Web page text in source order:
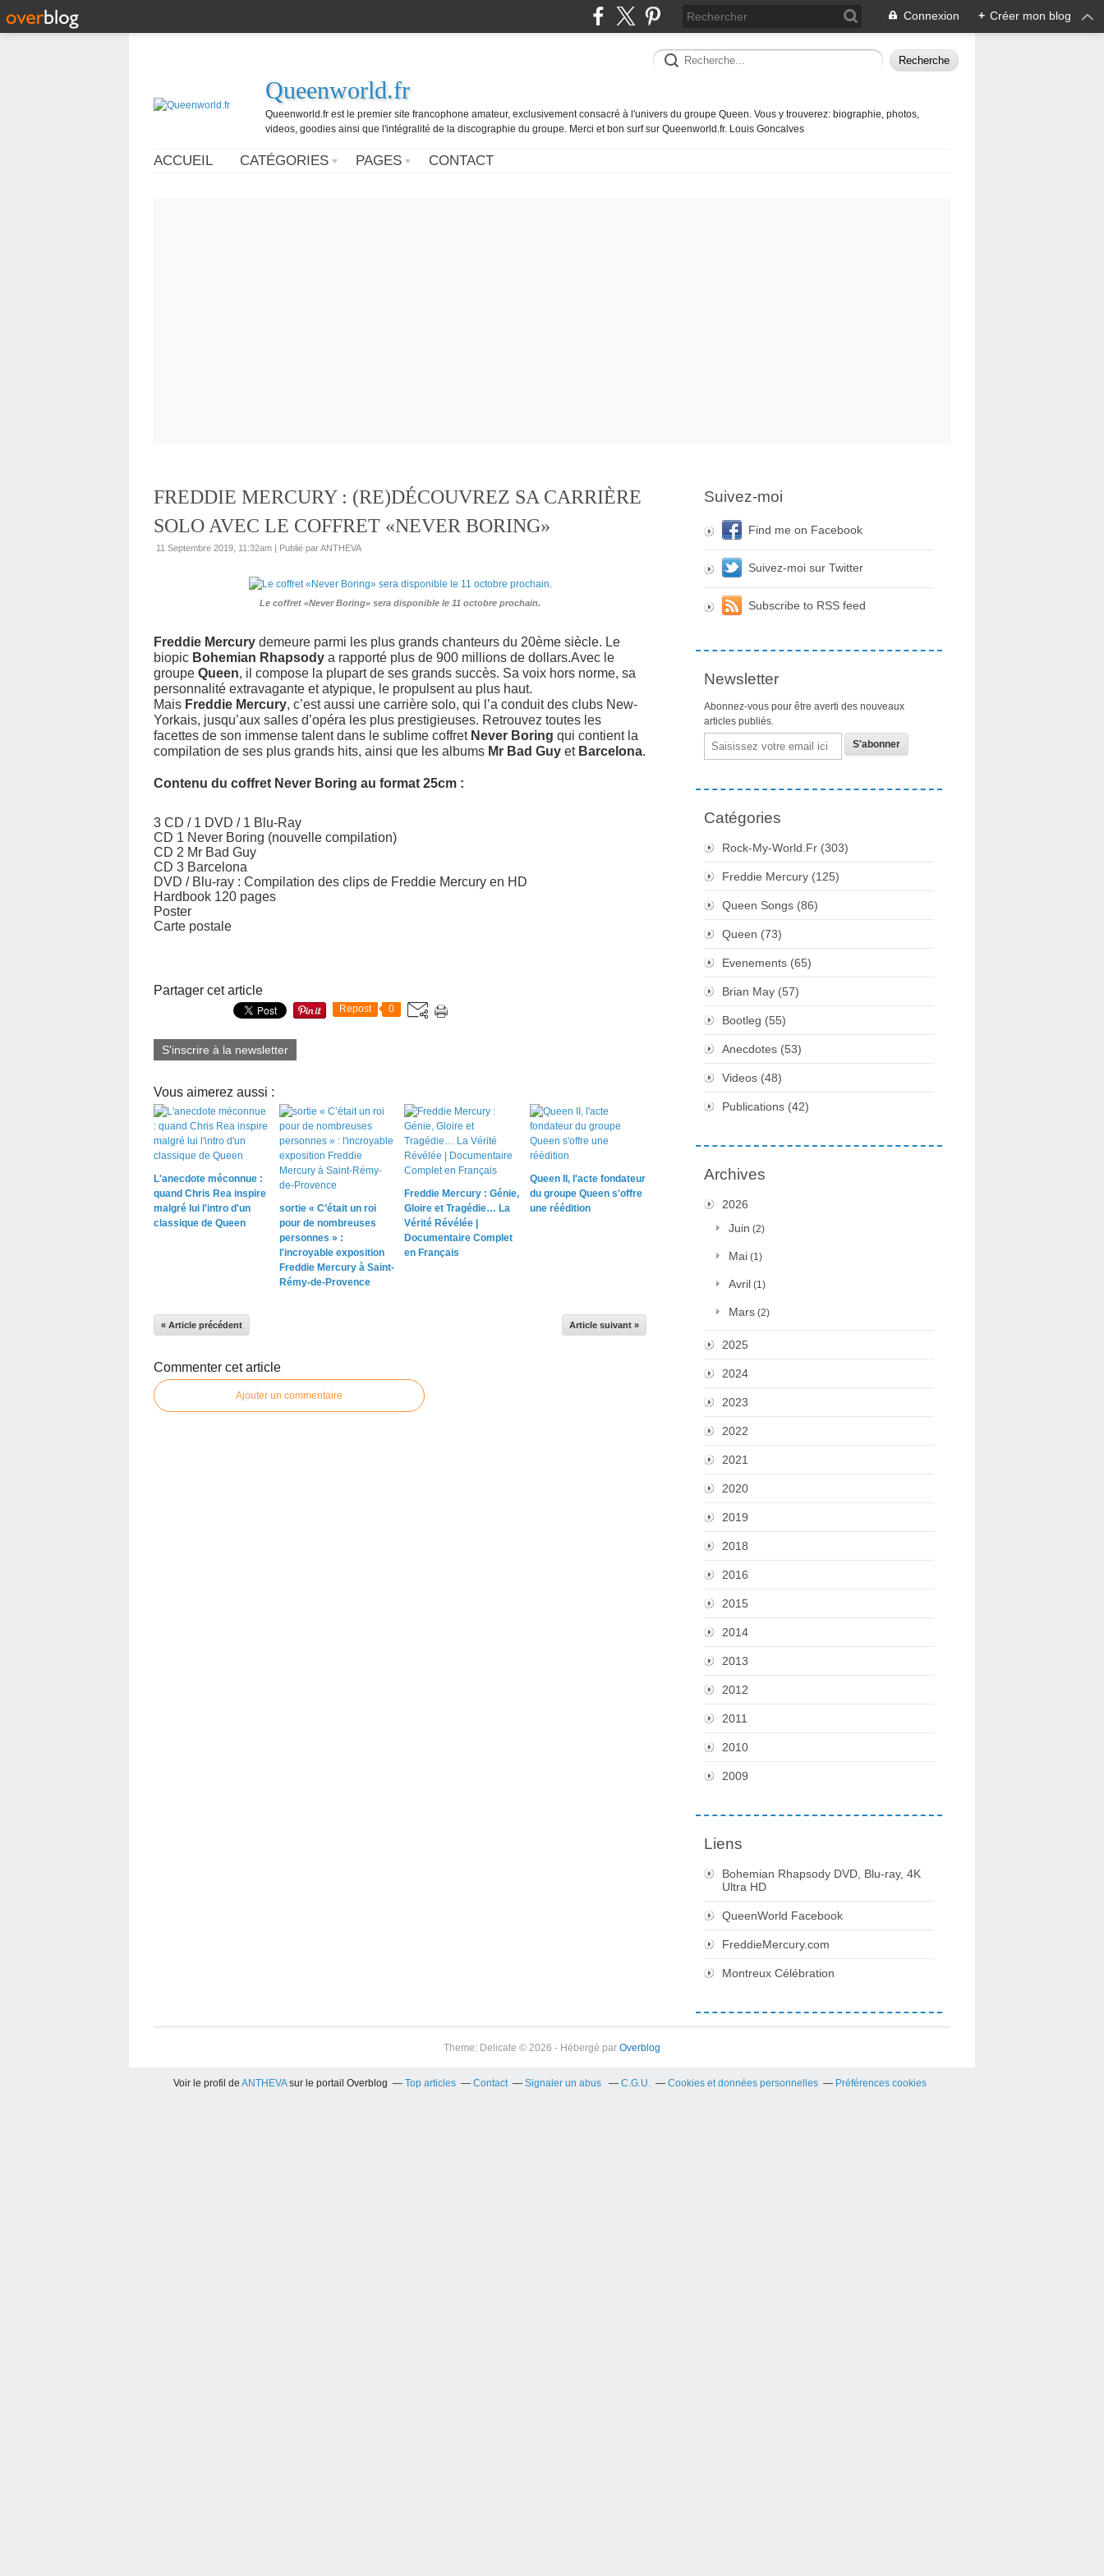
Connexion + Créer mon blog
Queenworld.fr
Queenworld.fr est le premier site francophone amateur, exclusivement consacré à l'univers du groupe Queen. Vous y trouverez: biographie, photos,
videos, goodies ainsi que l'intégralité de la discographie du groupe. Merci et bon surf sur Queenworld.fr. Louis Goncalves
ACCUEIL CATÉGORIES PAGES CONTACT
FREDDIE MERCURY : (RE)DÉCOUVREZ SA CARRIÈRE
SOLO AVEC LE COFFRET «NEVER BORING»
11 Septembre 2019, 11:32am | Publié par ANTHEVA
Le coffret «Never Boring» sera disponible le 11 octobre prochain.
Freddie Mercury demeure parmi les plus grands chanteurs du 20ème siècle. Le
biopic Bohemian Rhapsody a rapporté plus de 900 millions de dollars.Avec le
groupe Queen, il compose la plupart de ses grands succès. Sa voix hors norme, sa
personnalité extravagante et atypique, le propulsent au plus haut.
Mais Freddie Mercury, c’est aussi une carrière solo, qui l’a conduit des clubs New-
Yorkais, jusqu’aux salles d’opéra les plus prestigieuses. Retrouvez toutes les
facettes de son immense talent dans le sublime coffret Never Boring qui contient la
compilation de ses plus grands hits, ainsi que les albums Mr Bad Guy et Barcelona.
Contenu du coffret Never Boring au format 25cm :
3 CD / 1 DVD / 1 Blu-Ray
CD 1 Never Boring (nouvelle compilation)
CD 2 Mr Bad Guy
CD 3 Barcelona
DVD / Blu-ray : Compilation des clips de Freddie Mercury en HD
Hardbook 120 pages
Poster
Carte postale
Partager cet article
Repost 0
S'inscrire à la newsletter
Vous aimerez aussi :
L'anecdote méconnue :
quand Chris Rea inspire
malgré lui l'intro d'un
classique de Queen
sortie « C’était un roi
pour de nombreuses
personnes » :
l'incroyable exposition
Freddie Mercury à Saint-
Rémy-de-Provence
Freddie Mercury : Génie,
Gloire et Tragédie… La
Vérité Révélée |
Documentaire Complet
en Français
Queen II, l'acte fondateur
du groupe Queen s'offre
une réédition
« Article précédent Article suivant »
Commenter cet article
Ajouter un commentaire
Suivez-moi
Find me on Facebook
Suivez-moi sur Twitter
Subscribe to RSS feed
Newsletter
Abonnez-vous pour être averti des nouveaux
articles publiés.
Email
Catégories
Rock-My-World.fr (303)
Freddie Mercury (125)
Queen Songs (86)
Queen (73)
Evenements (65)
Brian May (57)
Bootleg (55)
Anecdotes (53)
Videos (48)
Publications (42)
Archives
2026
Juin (2)
Mai (1)
Avril (1)
Mars (2)
2025
2024
2023
2022
2021
2020
2019
2018
2016
2015
2014
2013
2012
2011
2010
2009
Liens
Bohemian Rhapsody DVD, Blu-ray, 4K
Ultra HD
QueenWorld Facebook
FreddieMercury.com
Montreux Célébration
Theme: Delicate © 2026 - Hébergé par Overblog
Voir le profil de ANTHEVAsur le portail Overblog Top articles Contact Signaler un abus C.G.U. Cookies et données personnelles Préférences cookies